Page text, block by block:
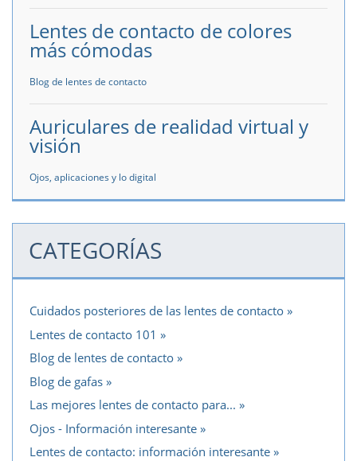
Lentes de contacto de colores
más cómodas
Blog de lentes de contacto
Auriculares de realidad virtual y
visión
Ojos, aplicaciones y lo digital
CATEGORÍAS
Cuidados posteriores de las lentes de contacto
Lentes de contacto 101
Blog de lentes de contacto
Blog de gafas
Las mejores lentes de contacto para...
Ojos - Información interesante
Lentes de contacto: información interesante